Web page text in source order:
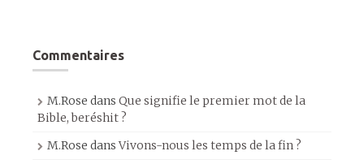
Commentaires
M.Rose dans Que signifie le premier mot de la
Bible, beréshit ?
M.Rose dansVivons-nous les temps de la fin ?